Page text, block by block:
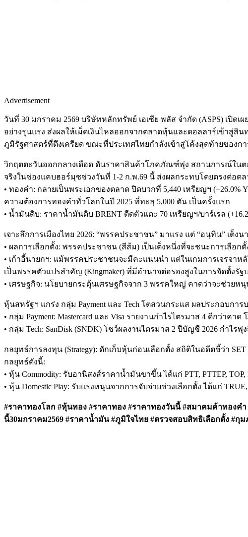
Advertisement
วันที่ 30 มกราคม 2569 บริษัทหลักทรัพย์ เอเซีย พลัส จำกัด (ASPS) เปิ
อย่างรุนแรง ส่งผลให้เม็ดเงินไหลออกจากตลาดหุ้นและดอลลาร์เข้าสู่
ภูมิรัฐศาสตร์ที่ตึงเครียด ขณะที่ประเทศไทยกำลังเข้าสู่โค้งสุดท้ายของก
วิกฤตตะวันออกกลางเดือด ดันราคาสินค้าโภคภัณฑ์พุ่ง สถานการณ์ในต
จริงในช่องแคบฮอร์มุซช่วงวันที่ 1-2 ก.พ.69 นี้ ส่งผลกระทบโดยตรงต่อ
• ทองคำ: กลายเป็นพระเอกของตลาด ปิดบวกที่ 5,440 เหรียญฯ
ความต้องการทองคำทั่วโลกในปี 2025 ที่ทะลุ 5,000 ตัน เป็นครั้งแรก
• น้ำมันดิบ: ราคาน้ำมันดิบ BRENT ดีดตัวแตะ 70 เหรียญฯ/บาร์เรล
เจาะลึกการเมืองไทย 2026: “พรรคประชาชน” มาแรง แต่ “อนุทิน” เต็
• ผลการเลือกตั้ง: พรรคประชาชน (สีส้ม) เป็นเต็งหนึ่งที่จะชนะการเลือก
• เก้าอี้นายกฯ: แม้พรรคประชาชนจะมีคะแนนนำ แต่ในเกมการเจรจา
เป็นพรรคตัวแปรสำคัญ (Kingmaker) ที่มีอำนาจต่อรองสูงในการจัดตั้งรัฐ
• เศรษฐกิจ: นโยบายกระตุ้นเศรษฐกิจจาก 3 พรรคใหญ่ คาดว่าจะช่วยหนุ
หุ้นสหรัฐฯ แกร่ง กลุ่ม Payment และ Tech โตสวนกระแส ผลประกอบกา
• กลุ่ม Payment: Mastercard และ Visa รายงานกำไรไตรมาส 4 ดีกว่าคา
• กลุ่ม Tech: SanDisk (SNDK) โชว์ผลงานไตรมาส 2 ปีบัญชี 2026 กำไรพุ่
กลยุทธ์การลงทุน (Strategy): ดักเก็บหุ้นก่อนเลือกตั้ง สถิติในอดีตชี้ว่า
กลยุทธ์ดังนี้:
• หุ้น Commodity: รับอานิสงส์ราคาน้ำมันขาขึ้น ได้แก่ PTT, PTTEP, TOP,
• หุ้น Domestic Play: รับแรงหนุนจากการจับจ่ายช่วงเลือกตั้ง ได้แก่
#ราคาทองโลก #หุ้นทอง #ราคาทอง #ราคาทองวันนี้ #สมาคมค้าทองค
นี้30มกราคม2569 #ราคาน้ำมัน #ภูมิใจไทย #ตรวจสอบสิทธิเลือกตั้ง #กุม